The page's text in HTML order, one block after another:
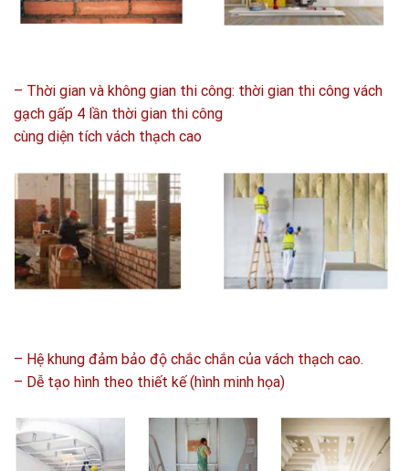
– Thời gian và không gian thi công: thời gian thi công vách
gạch gấp 4 lần thời gian thi công
cùng diện tích vách thạch cao
– Hệ khung đảm bảo độ chắc chắn của vách thạch cao.
– Dễ tạo hình theo thiết kế (hình minh họa)